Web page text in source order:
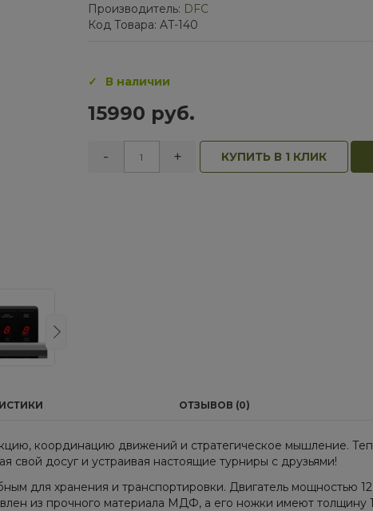
Производитель: DFC
Код Товара: AT-140
В наличии
15990 руб.
- + КУПИТЬ В 1 КЛИК
ОТЗЫВОВ (0)
координацию движений и стратегическое мышление.
свой досуг и устраивая настоящие турниры с друзьями!
для хранения и транспортировки. Двигатель мощностью
из прочного материала МДФ, а его ножки имеют толщину